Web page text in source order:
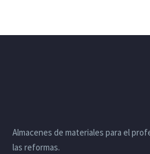
Almacenes de materiales para el
las reformas.